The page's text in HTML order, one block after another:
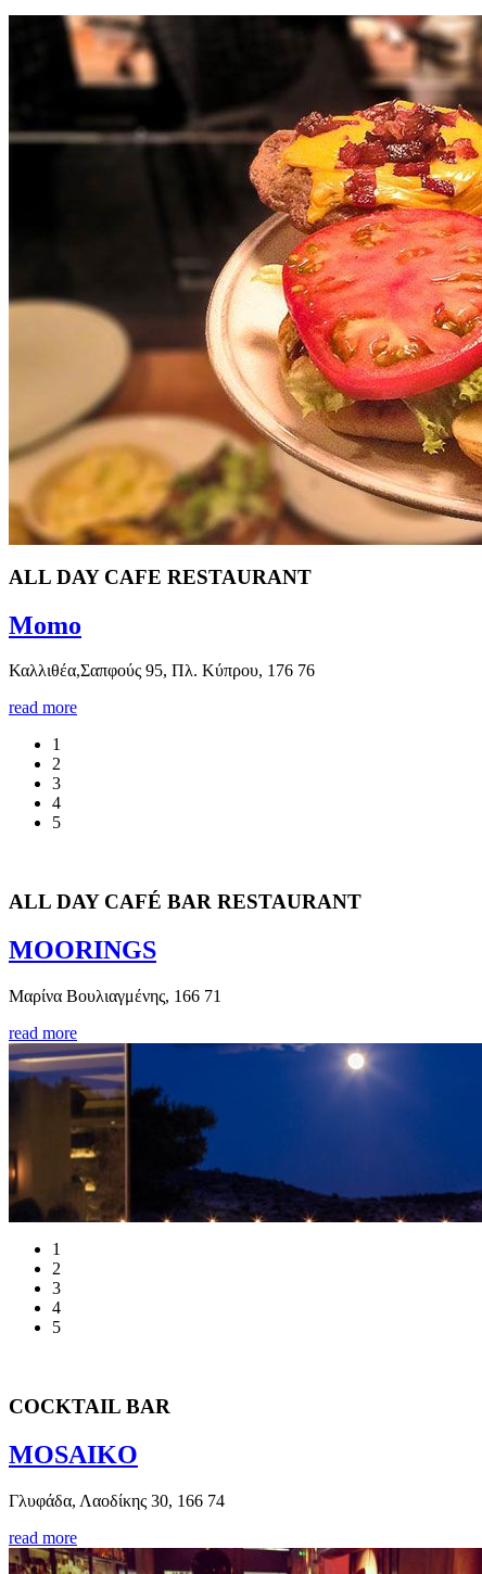
ALL DAY CAFE RESTAURANT
Momo
Καλλιθέα,Σαπφούς 95, Πλ. Κύπρου, 176 76
read more
1
2
3
4
5
ALL DAY CAFÉ BAR RESTAURANT
MOORINGS
Μαρίνα Βουλιαγμένης, 166 71
read more
1
2
3
4
5
COCKTAIL BAR
MOSAIKO
Γλυφάδα, Λαοδίκης 30, 166 74
read more